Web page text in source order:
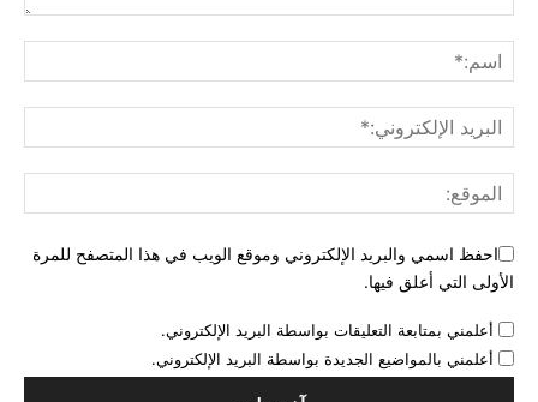
احفظ اسمي والبريد الإلكتروني وموقع الويب في هذا المتصفح للمرة
الأولى التي أعلق فيها.
أعلمني بمتابعة التعليقات بواسطة البريد الإلكتروني.
أعلمني بالمواضيع الجديدة بواسطة البريد الإلكتروني.